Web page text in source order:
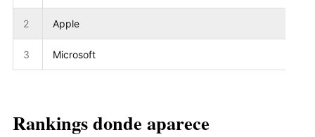
2 Apple
3 Microsoft
Rankings donde aparece